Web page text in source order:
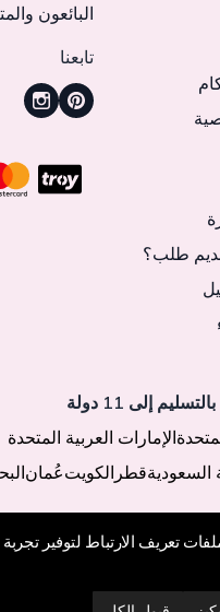
البائعون
تابعنا
طلب؟
إلى 11 دولة
الإمارات العربية المتحدة
السعوديةقطر الكويتعُمان
تعريف الارتباط لتوفير تجربة